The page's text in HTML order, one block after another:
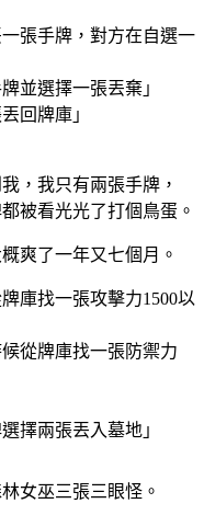
張手牌，對方在自選一
並選擇一張丟棄」
回牌庫」
，我只有兩張手牌，
被看光光了打個鳥蛋。
爽了一年又七個月。
庫找一張攻擊力1500以
從牌庫找一張防禦力
擇兩張丟入墓地」
女巫三張三眼怪。